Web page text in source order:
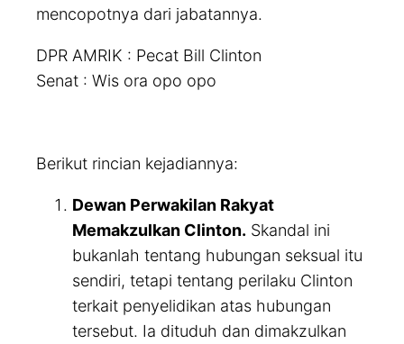
mencopotnya dari jabatannya.
DPR AMRIK : Pecat Bill Clinton
Senat : Wis ora opo opo
Berikut rincian kejadiannya:
Dewan Perwakilan Rakyat
Memakzulkan Clinton. Skandal ini
bukanlah tentang hubungan seksual itu
sendiri, tetapi tentang perilaku Clinton
terkait penyelidikan atas hubungan
tersebut. Ia dituduh dan dimakzulkan